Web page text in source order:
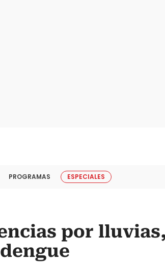
PROGRAMAS ESPECIALES
por